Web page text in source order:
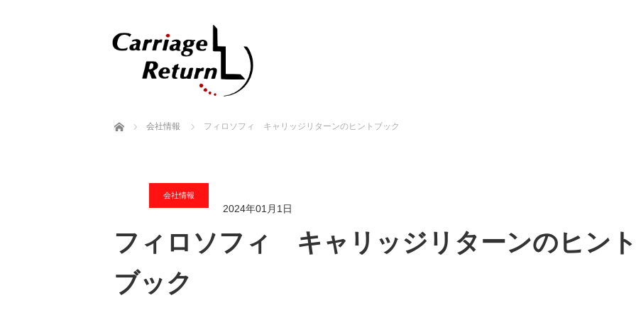
ホーム 会社情報 フィロソフィ キャリッジリターンのヒントブック
会社情報
2024年01月1日
フィロソフィ キャリッジリターンのヒン
ブック